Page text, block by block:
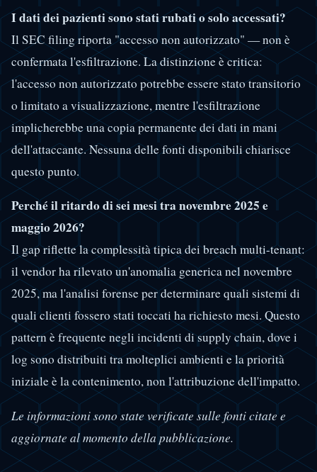
I dati dei pazienti sono stati rubati o solo accessati?
Il SEC filing riporta "accesso non autorizzato" — non è
confermata l'esfiltrazione. La distinzione è critica:
l'accesso non autorizzato potrebbe essere stato transitorio
o limitato a visualizzazione, mentre l'esfiltrazione
implicherebbe una copia permanente dei dati in mani
dell'attaccante. Nessuna delle fonti disponibili chiarisce
questo punto.
Perché il ritardo di sei mesi tra novembre 2025 e
maggio 2026?
Il gap riflette la complessità tipica dei breach multi-tenant:
il vendor ha rilevato un'anomalia generica nel novembre
2025, ma l'analisi forense per determinare quali sistemi di
quali clienti fossero stati toccati ha richiesto mesi. Questo
pattern è frequente negli incidenti di supply chain, dove i
log sono distribuiti tra molteplici ambienti e la priorità
iniziale è la contenimento, non l'attribuzione dell'impatto.
Le informazioni sono state verificate sulle fonti citate e
aggiornate al momento della pubblicazione.